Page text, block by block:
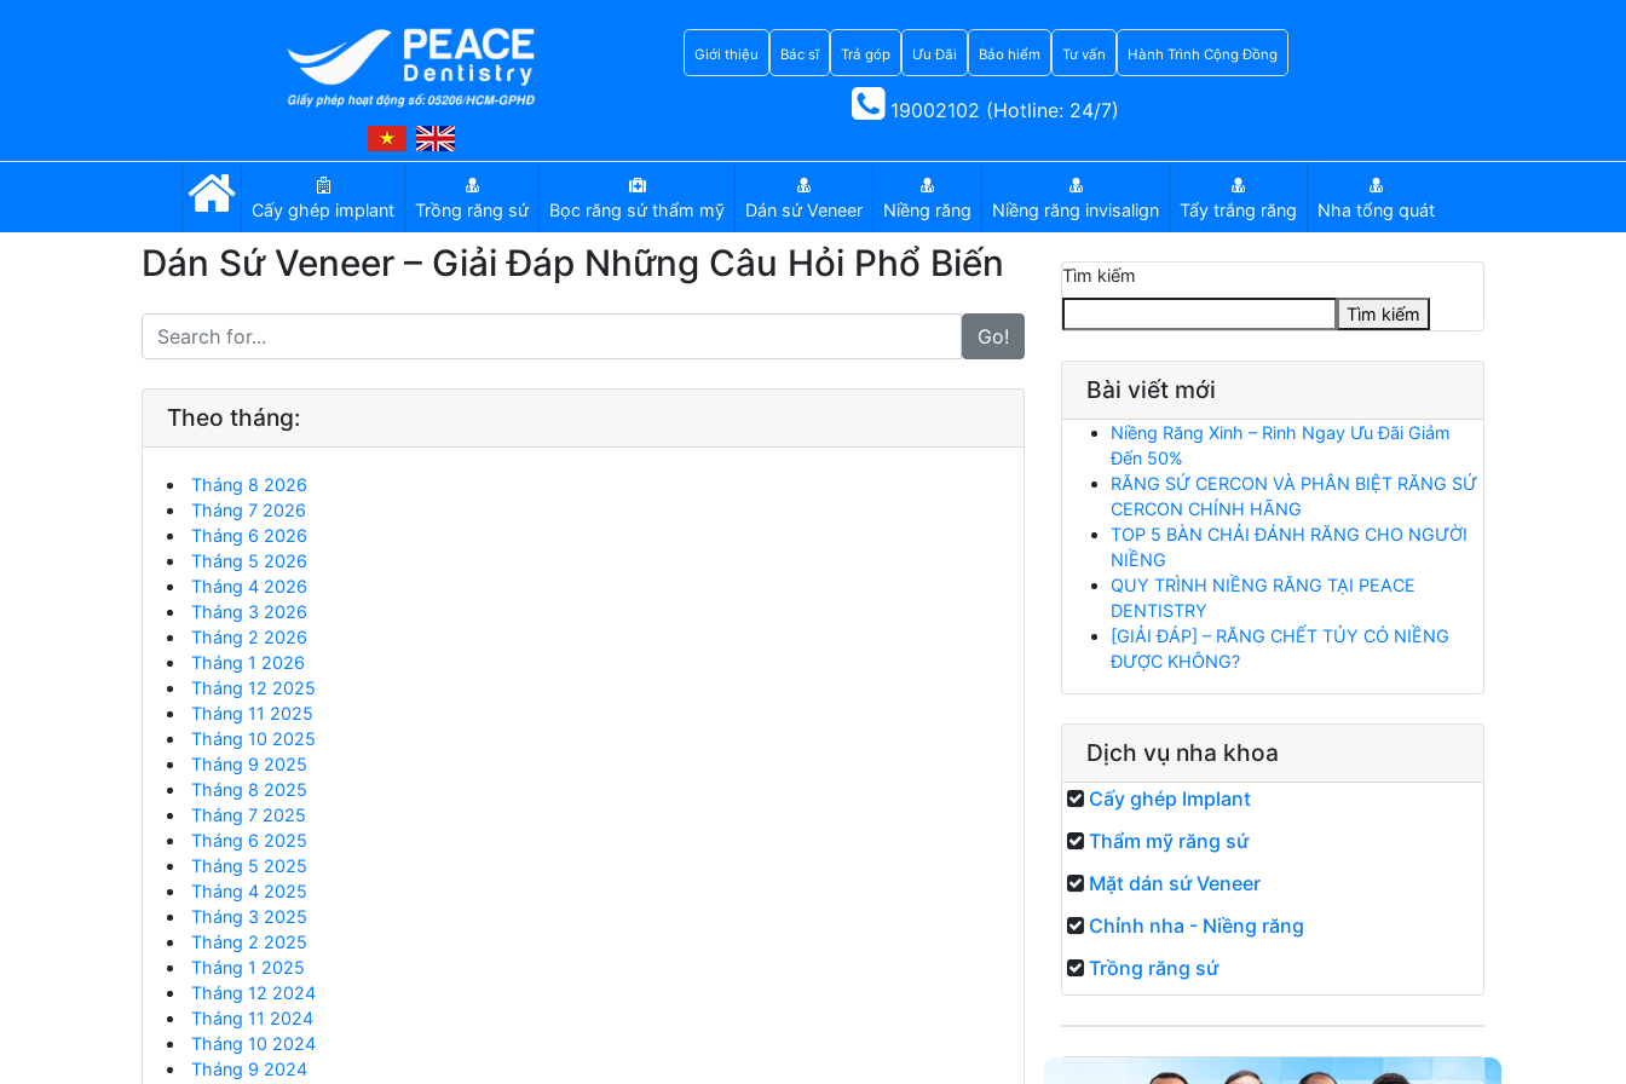
Giới thiệu Bác sĩ Trả góp Ưu Đãi Bảo hiểm Tư vấn Hành Trình Cộng Đồng
19002102 (Hotline: 24/7)
Cấy ghép implant Trồng răng sứ Bọc răng sứ thẩm mỹ Dán sứ Veneer Niềng răng Niềng răng invisalign Tẩy trắng răng Nha tổng quát
Dán Sứ Veneer – Giải Đáp Những Câu Hỏi Phổ Biến
Go!
Theo tháng:
Tháng 8 2026
Tháng 7 2026
Tháng 6 2026
Tháng 5 2026
Tháng 4 2026
Tháng 3 2026
Tháng 2 2026
Tháng 1 2026
Tháng 12 2025
Tháng 11 2025
Tháng 10 2025
Tháng 9 2025
Tháng 8 2025
Tháng 7 2025
Tháng 6 2025
Tháng 5 2025
Tháng 4 2025
Tháng 3 2025
Tháng 2 2025
Tháng 1 2025
Tháng 12 2024
Tháng 11 2024
Tháng 10 2024
Tháng 9 2024
Tìm kiếm
Tìm kiếm
Bài viết mới
Niềng Răng Xinh – Rinh Ngay Ưu Đãi Giảm
Đến 50%
RĂNG SỨ CERCON VÀ PHÂN BIỆT RĂNG SỨ
CERCON CHÍNH HÃNG
TOP 5 BÀN CHẢI ĐÁNH RĂNG CHO NGƯỜI
NIỀNG
QUY TRÌNH NIỀNG RĂNG TẠI PEACE
DENTISTRY
[GIẢI ĐÁP] – RĂNG CHẾT TỦY CÓ NIỀNG
ĐƯỢC KHÔNG?
Dịch vụ nha khoa
Cấy ghép Implant
Thẩm mỹ răng sứ
Mặt dán sứ Veneer
Chỉnh nha - Niềng răng
Trồng răng sứ